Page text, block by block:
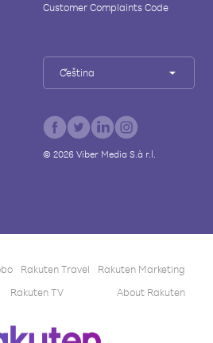
Customer Complaints Code
Čeština
© 2026Viber Media S.à r.l.
Rakuten Travel
Rakuten Marketing
Rakuten TV About Rakuten